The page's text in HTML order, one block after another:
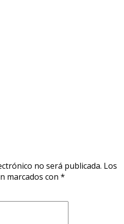
no será publicada. Los
marcados con *